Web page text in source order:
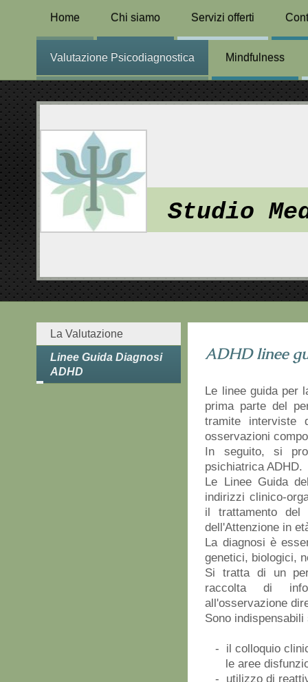
Home Chi siamo Servizi offerti
Valutazione Psicodiagnostica Mindfulness
Studio
La Valutazione
Linee Guida Diagnosi
ADHD
ADHD linee
Le linee guida per
prima parte del
tramite interviste
osservazioni
In seguito, si
psichiatrica ADHD.
Le Linee Guida
indirizzi clinico-
il trattamento del
dell'Attenzione in
La diagnosi è
genetici, biologici,
Si tratta di un
raccolta di
all'osservazione
Sono
- il colloquio
le aree
- utilizzo di